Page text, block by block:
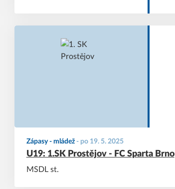
Zápasy - mládež- po 19. 5. 2025
U19: 1.SK Prostějov - FC Sparta Brno
MSDL st.